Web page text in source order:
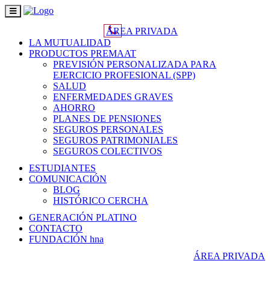
Toggle
navigation
ÁREA PRIVADA
LA MUTUALIDAD
PRODUCTOS PREMAAT
PREVISIÓN PERSONALIZADA PARA
EJERCICIO PROFESIONAL (SPP)
SALUD
ENFERMEDADES GRAVES
AHORRO
PLANES DE PENSIONES
SEGUROS PERSONALES
SEGUROS PATRIMONIALES
SEGUROS COLECTIVOS
ESTUDIANTES
COMUNICACIÓN
BLOG
HISTÓRICO CERCHA
GENERACIÓN PLATINO
CONTACTO
FUNDACIÓN hna
ÁREA PRIVADA